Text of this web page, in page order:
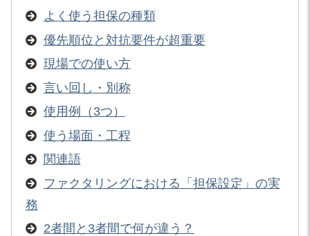
よく使う担保の種類
優先順位と対抗要件が超重要
現場での使い方
言い回し・別称
使用例（3つ）
使う場面・工程
関連語
ファクタリングにおける「担保設定」の実
務
2者間と3者間で何が違う？